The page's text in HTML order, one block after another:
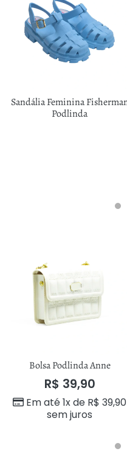
Sandália Feminina
Podlinda
Bolsa Podlinda Anne
R$ 39,90
Em até 1x de R$ 39,90
sem juros